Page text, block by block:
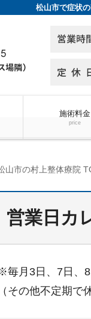
松山市で症状
施術料金
price
山市の村上整体療院
営業日カ
毎月3日、7日、8
（その他不定期で